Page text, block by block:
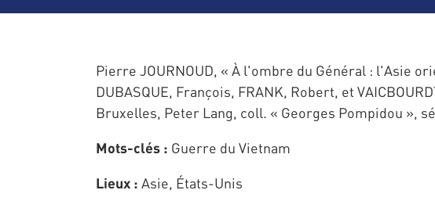
Pierre JOURNOUD, « À l'ombre du Général : l'Asie
DUBASQUE, François, FRANK, Robert, et
Bruxelles, Peter Lang, coll. « Georges Pompidou »,
Mots-clés : Guerre du Vietnam
Lieux : Asie, États-Unis